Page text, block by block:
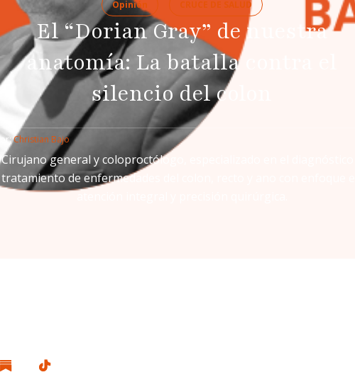
Opinión CRUCE DE SALUD
El “Dorian Gray” de nuestra
anatomía: La batalla contra el
silencio del colon
Por: Christian Bajo
Cirujano general y coloproctólogo, especializado en el diagnóstico y
tratamiento de enfermedades del colon, recto y ano con enfoque en